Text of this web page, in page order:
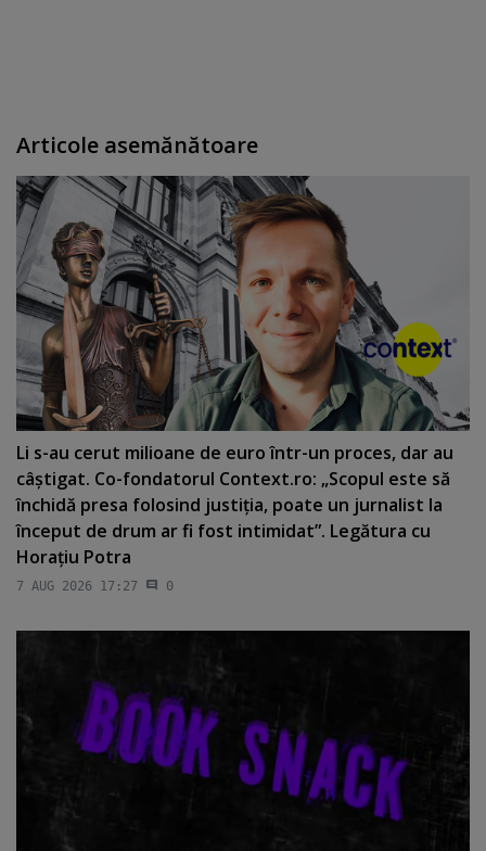
Articole asemănătoare
Li s-au cerut milioane de euro într-un proces, dar au
câştigat. Co-fondatorul Context.ro: „Scopul este să
închidă presa folosind justiţia, poate un jurnalist la
început de drum ar fi fost intimidat”. Legătura cu
Horaţiu Potra
7 AUG 2026 17:27 0